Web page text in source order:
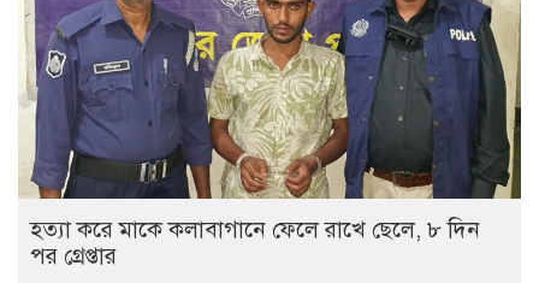
হত্যা করে মাকে কলাবাগানে ফেলে রাখে ছেলে, ৮ দিন
পর গ্রেপ্তার